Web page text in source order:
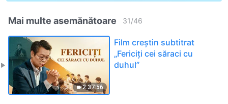
Mai multe asemănătoare 31/46
2:37:56
Film creștin subtitrat
„Fericiți cei săraci cu
duhul”